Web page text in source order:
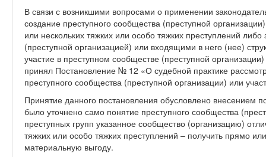
В связи с возникшими вопросами о применении
создание преступного сообщества (преступной
или нескольких тяжких или особо тяжких преступлений
(преступной организацией) или входящими в него (нее)
участие в преступном сообществе (преступной
принял Постановление № 12 «О судебной практике
преступного сообщества (преступной организации) или
Принятие данного постановления обусловлено внесением
было уточнено само понятие преступного сообщества
преступных групп указанное сообщество (организацию)
тяжких или особо тяжких преступлений – получить прямо
материальную выгоду.